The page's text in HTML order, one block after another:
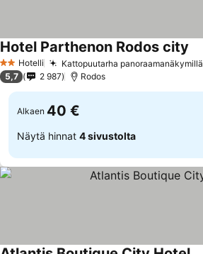
2 Tähtiluokitus
Hotelli Kattopuutarha panoraamanäkymillä
Hotel Parthenon Rodos city
5,7 2 987 Rodos
Alkaen 40 €
Näytä hinnat 4 sivustolta